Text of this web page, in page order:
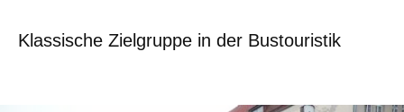
Klassische Zielgruppe in der Bustouristik